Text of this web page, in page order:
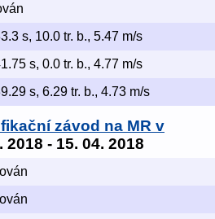
s, 10.0 tr. b., 5.47 m/s
s, 0.0 tr. b., 4.77 m/s
s, 6.29 tr. b., 4.73 m/s
závod na MR v
2018 - 15. 04. 2018